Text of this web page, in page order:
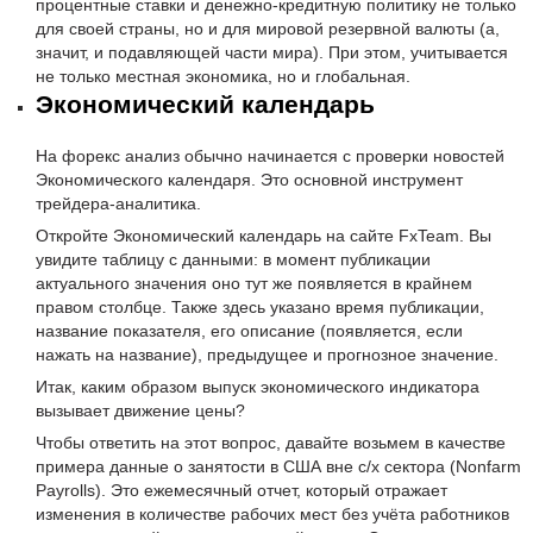
процентные ставки и денежно-кредитную политику не только
для своей страны, но и для мировой резервной валюты (а,
значит, и подавляющей части мира). При этом, учитывается
не только местная экономика, но и глобальная.
Экономический календарь
На форекс анализ обычно начинается с проверки новостей
Экономического календаря. Это основной инструмент
трейдера-аналитика.
Откройте Экономический календарь на сайте FxTeam. Вы
увидите таблицу с данными: в момент публикации
актуального значения оно тут же появляется в крайнем
правом столбце. Также здесь указано время публикации,
название показателя, его описание (появляется, если
нажать на название), предыдущее и прогнозное значение.
Итак, каким образом выпуск экономического индикатора
вызывает движение цены?
Чтобы ответить на этот вопрос, давайте возьмем в качестве
примера данные о занятости в США вне с/х сектора (Nonfarm
Payrolls). Это ежемесячный отчет, который отражает
изменения в количестве рабочих мест без учёта работников